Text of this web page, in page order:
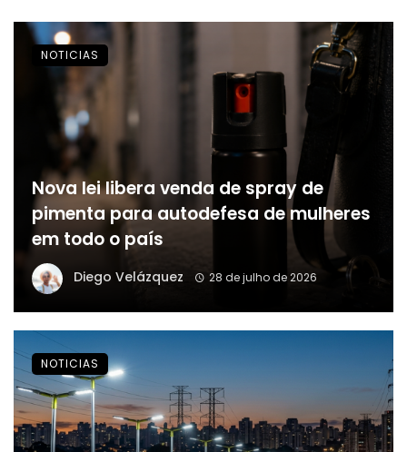
Nova lei libera venda de spray de
pimenta para autodefesa de mulheres
em todo o país
Diego Velázquez 28 de julho de 2026
NOTICIAS
NOTICIAS